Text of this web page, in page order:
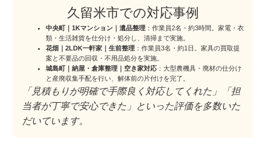
久留米市での対応事例
中央町｜1Kマンション｜遺品整理 ：作業員2名・約3時間。家電・衣
類・生活雑貨を仕分け・処分し、清掃まで実施。
花畑｜2LDK一軒家｜生前整理 ：作業員3名・約1日。家具の買取提
案と不要品の回収・不用品処分を実施。
城島町｜納屋・倉庫整理｜空き家対応 ：大型農機具・廃材の仕分け
と産廃収集手配を行い、解体前の片付けを完了。
「見積もりが明確で手際良く対応してくれた」「担
当者が丁寧で安心できた」といった評価を多数いた
だいています。